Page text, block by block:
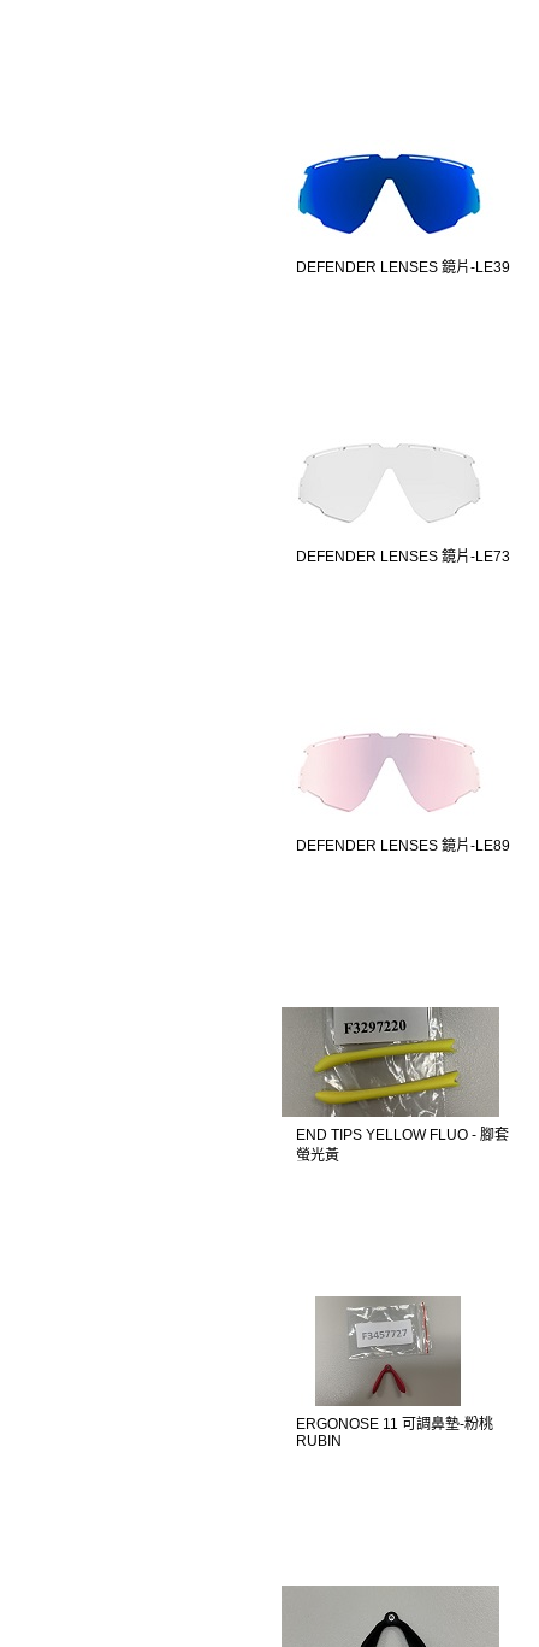
DEFENDER LENSES 鏡片-LE39
DEFENDER LENSES 鏡片-LE73
DEFENDER LENSES 鏡片-LE89
END TIPS YELLOW FLUO - 腳套
螢光黃
ERGONOSE 11 可調鼻墊-粉桃
RUBIN